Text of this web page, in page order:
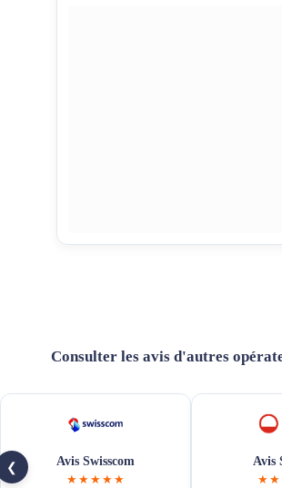
Consulter les avis d'autres
❮
Avis Swisscom
★★★★★
Avis